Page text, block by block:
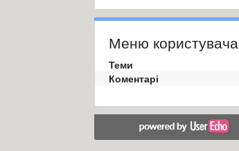
Меню користувача
Теми
Коментарі